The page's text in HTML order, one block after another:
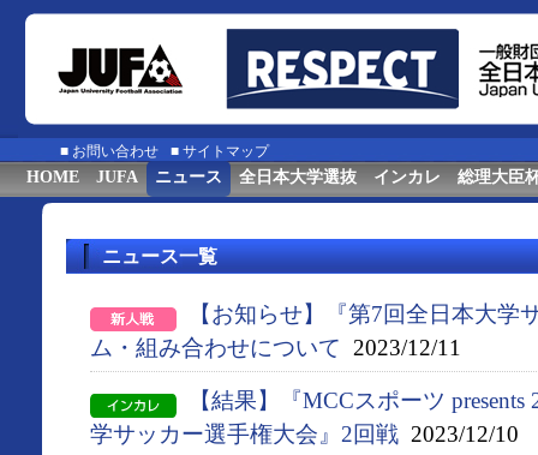
■ お問い合わせ ■ サイトマップ
HOME JUFA ニュース 全日本大学選抜 インカレ 総理大臣
ニュース一覧
【お知らせ】『第7回全日本大学
ム・組み合わせについて 2023/12/11
【結果】『MCCスポーツ
学サッカー選手権大会』2回戦 2023/12/10